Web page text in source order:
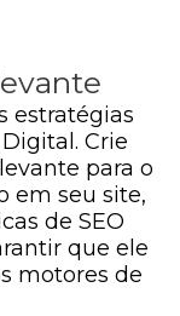
estratégias
Crie
para o
em seu site,
de SEO
que ele
motores de